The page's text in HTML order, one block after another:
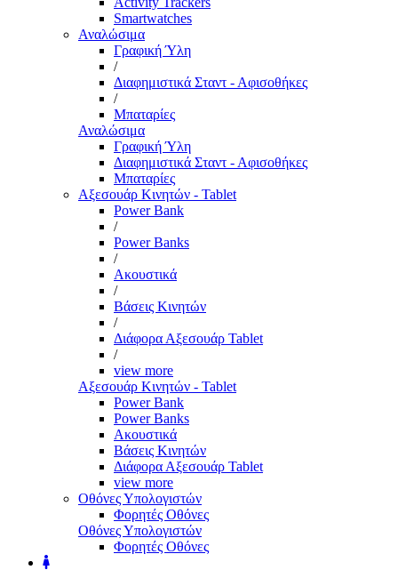
Smartwatches
Αναλώσιμα
Γραφική Ύλη
/
Διαφημιστικά Σταντ - Αφισοθήκες
/
Μπαταρίες
Αναλώσιμα
Γραφική Ύλη
Διαφημιστικά Σταντ - Αφισοθήκες
Μπαταρίες
Αξεσουάρ Κινητών - Tablet
Power Bank
/
Power Banks
/
Ακουστικά
/
Βάσεις Κινητών
/
Διάφορα Αξεσουάρ Tablet
/
view more
Αξεσουάρ Κινητών - Tablet
Power Bank
Power Banks
Ακουστικά
Βάσεις Κινητών
Διάφορα Αξεσουάρ Tablet
view more
Οθόνες Υπολογιστών
Φορητές Οθόνες
Οθόνες Υπολογιστών
Φορητές Οθόνες